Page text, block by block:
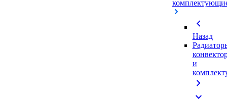
chevron_left
Назад
и
chevron_right
expand_more